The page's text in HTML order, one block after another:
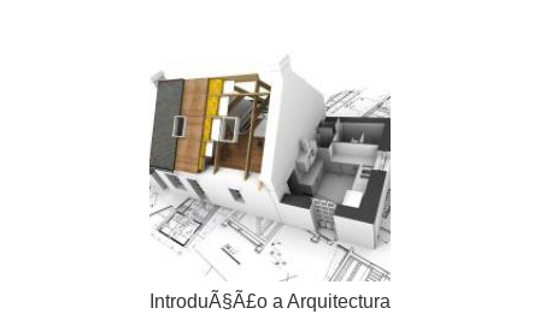
IntroduÃ§Ã£o a Arquitectura